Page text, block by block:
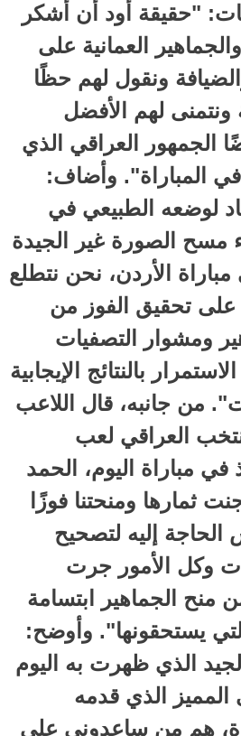
"حقيقة أود أن أشكر
العمانية على
ونقول لهم حظًا
ونتمنى لهم الأفضل
الجمهور العراقي الذي
المباراة". وأضاف:
لوضعه الطبيعي في
مسح الصورة غير الجيدة
مباراة الأردن، نحن نتطلع
على تحقيق الفوز من
ومشوار التصفيات
بالنتائج الإيجابية
من جانبه، قال اللاعب
العراقي لعب
مباراة اليوم، الحمد
ثمارها ومنحتنا فوزًا
الحاجة إليه لتصحيح
وكل الأمور جرت
منح الجماهير ابتسامة
يستحقونها". وأوضح:
الذي ظهرت به اليوم
المميز الذي قدمه
هم من ساعدوني على